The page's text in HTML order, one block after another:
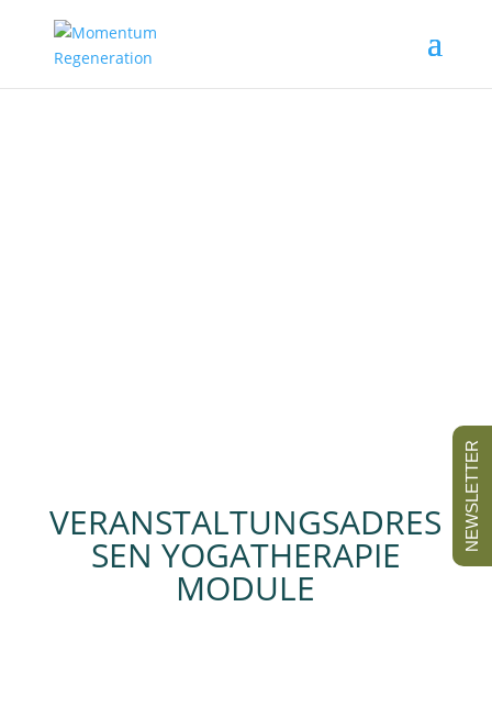
VERANSTALTUNGSADRES
SEN YOGATHERAPIE
MODULE
NEWSLETTER